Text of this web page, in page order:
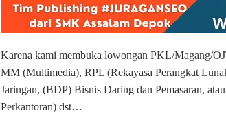
Karena kami membuka lowongan PKL/Magang/
MM (Multimedia), RPL (Rekayasa Perangkat
Jaringan, (BDP) Bisnis Daring dan Pemasaran,
Perkantoran) dst…